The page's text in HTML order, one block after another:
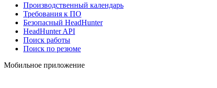
Производственный календарь
Требования к ПО
Безопасный HeadHunter
HeadHunter API
Поиск работы
Поиск по резюме
Мобильное приложение